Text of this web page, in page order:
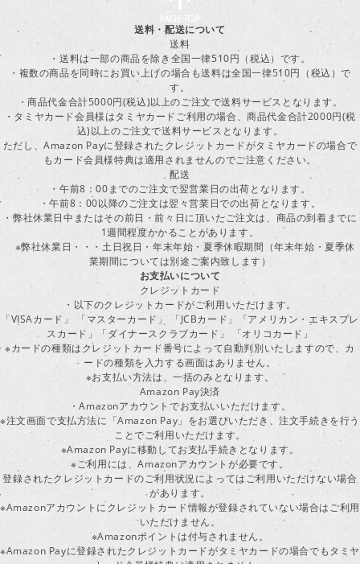
送料・配送について
送料
・送料は一部の商品を除き全国一律510円（税込）です。
・複数の商品を同時にお買い上げの場合も送料は全国一律510円（税込）で
す。
・商品代金合計5000円(税込)以上のご注文で送料サービスとなります。
・タミヤカード会員様はタミヤカードご利用の場合、商品代金合計2000円(税
込)以上のご注文で送料サービスとなります。
ただし、Amazon Payに登録されたクレジットカードがタミヤカードの場合で
もカード会員様特典は適用されませんのでご注意ください。
配送
・午前8：00までのご注文で翌営業日の出荷となります。
・午前8：00以降のご注文は翌々営業日での出荷となります。
・弊社休業日中またはその前日・前々日に頂いたご注文は、商品の到着までに
1週間程度かかることがあります。
※弊社休業日・・・土日祝日・年末年始・夏季休暇期間（年末年始・夏季休
業期間については別途ご案内致します）
お支払いについて
クレジットカード
・以下のクレジットカードがご利用いただけます。
「VISAカード」 「マスターカード」 「JCBカード」「アメリカン・エキスプレ
スカード」「ダイナースクラブカード」 「オリコカード」
※カードの種類はクレジットカード番号によって自動判別いたしますので、カ
ードの種類を入力する画面はありません。
※お支払い方法は、一括のみとなります。
Amazon Pay決済
・Amazonアカウントでお支払いいただけます。
※注文画面で支払方法に「Amazon Pay」をお選びいただき、注文手続きを行う
ことでご利用いただけます。
※Amazon Payに移動してお支払手続きとなります。
※ご利用には、Amazonアカウントが必要です。
登録されたクレジットカードのご利用状況によってはご利用いただけない場合
があります。
※Amazonアカウントにクレジットカード情報が登録されていない場合はご利用
いただけません。
※Amazonポイントは付与されません。
※Amazon Payに登録されたクレジットカードがタミヤカードの場合でもタミヤ